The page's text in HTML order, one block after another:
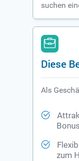
suchen
Diese
Als
zum